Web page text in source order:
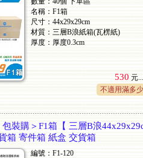
名稱：F1箱
尺寸：44x29x29cm
材質：三層B浪紙箱(瓦楞紙)
厚度：厚度0.3cm
530 元...
不適用滿多
裝購＞F1箱【 三層B浪
箱 寄件箱 紙盒 交貨箱
編號：F1-120